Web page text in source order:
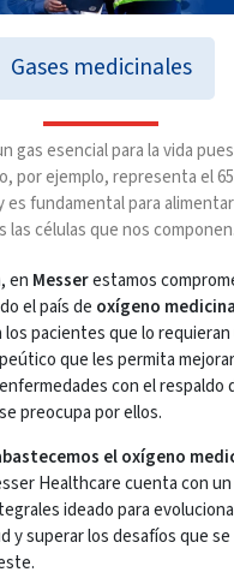
Gases medicinales
gas esencial para la vida
por ejemplo, representa el
es fundamental para
las células que nos componen.
en Messerestamos
el país de oxígeno
los pacientes que lo requieran
que les permita
con el respaldo
preocupa por ellos.
el oxígeno
Healthcare cuenta con
ideado para
y superar los desafíos que se